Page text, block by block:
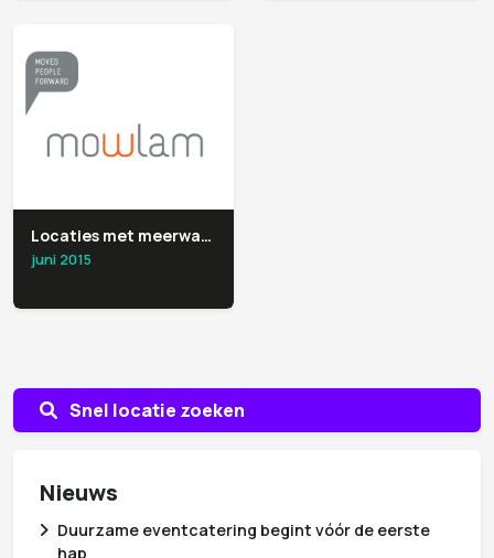
Snel locatie zoeken
Nieuws
Duurzame eventcatering begint vóór de eerste
hap
Locaties met meerwaarde(n), een idee van Mowlam
juni 2015